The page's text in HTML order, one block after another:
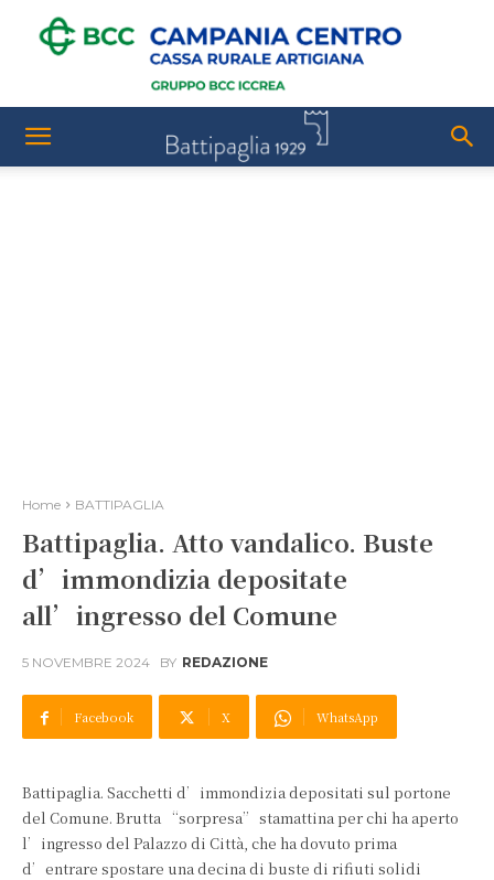
Home BATTIPAGLIA
Battipaglia. Atto vandalico. Buste
d’immondizia depositate
all’ingresso del Comune
5 NOVEMBRE 2024 BY REDAZIONE
Facebook X WhatsApp
Battipaglia. Sacchetti d’immondizia depositati sul portone
del Comune. Brutta “sorpresa” stamattina per chi ha aperto
l’ingresso del Palazzo di Città, che ha dovuto prima
d’entrare spostare una decina di buste di rifiuti solidi